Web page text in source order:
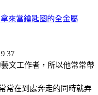
來當鑰匙圈的全金屬
文工作者，所以他常常帶
常在到處奔走的同時就弄